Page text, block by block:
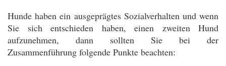
Hunde haben ein ausgeprägtes Sozialverhalten und wenn
Sie sich entschieden haben, einen zweiten Hund
aufzunehmen, dann sollten Sie bei der
Zusammenführung folgende Punkte beachten: